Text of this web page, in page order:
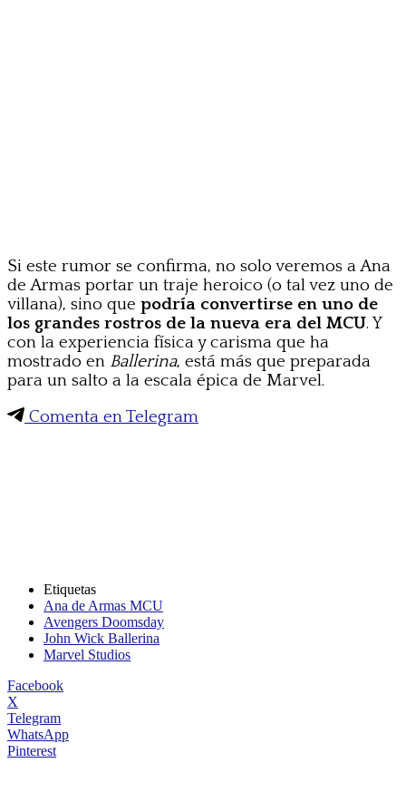
Si este rumor se confirma, no solo veremos a Ana
de Armas portar un traje heroico (o tal vez uno de
villana), sino que podría convertirse en uno de
los grandes rostros de la nueva era del MCU. Y
con la experiencia física y carisma que ha
mostrado en Ballerina, está más que preparada
para un salto a la escala épica de Marvel.
Comenta en Telegram
Etiquetas
Ana de Armas MCU
Avengers Doomsday
John Wick Ballerina
Marvel Studios
Facebook
X
Telegram
WhatsApp
Pinterest